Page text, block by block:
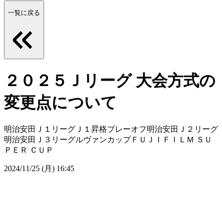
一覧に戻る
２０２５Ｊリーグ 大会方式の
変更点について
明治安田Ｊ１リーグ Ｊ１昇格プレーオフ明治安田Ｊ２リーグ
明治安田Ｊ３リーグルヴァンカップＦＵＪＩＦＩＬＭ ＳＵ
ＰＥＲ ＣＵＰ
2024/11/25 (月) 16:45